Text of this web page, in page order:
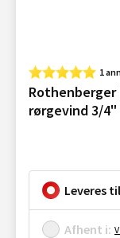
1
rørgevind 3/4"
Leveres
Afhent i: